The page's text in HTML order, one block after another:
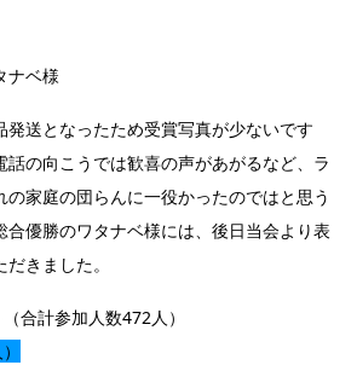
ナベ様
発送となったため受賞写真が少ないです
話の向こうでは歓喜の声があがるなど、ラ
の家庭の団らんに一役かったのではと思う
合優勝のワタナベ様には、後日当会より表
きました。
合計参加人数472人）